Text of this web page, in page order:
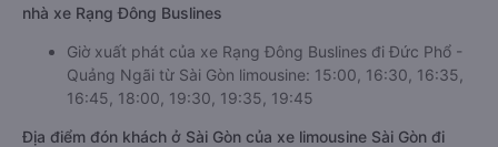
nhà xe Rạng Đông Buslines
Giờ xuất phát của xe Rạng Đông Buslines đi Đức Phổ -
Quảng Ngãi từ Sài Gòn limousine: 15:00, 16:30, 16:35,
16:45, 18:00, 19:30, 19:35, 19:45
Địa điểm đón khách ở Sài Gòn của xe limousine Sài Gòn đi